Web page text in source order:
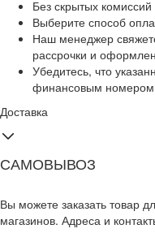
Без скрытых
Выберите способ
Наш менеджер
рассрочки и
Убедитесь, что
финансовым
Доставка
САМОВЫВОЗ
Вы можете заказать товар
магазинов. Адреса и